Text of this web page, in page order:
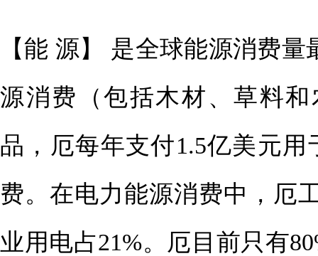
【能 源】 是全球能源消费
源消费（包括木材、草料
品，厄每年支付1.5亿美元
费。在电力能源消费中，厄
业用电占21%。厄目前只有